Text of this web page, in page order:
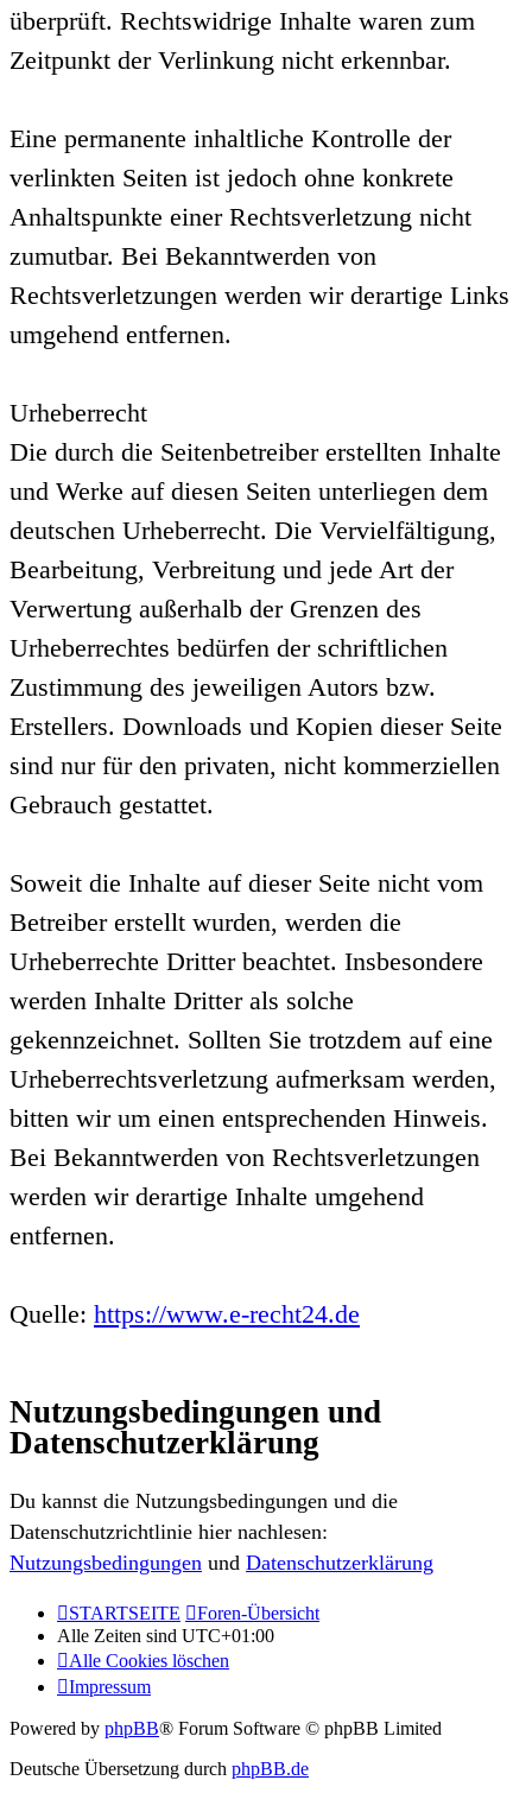
überprüft. Rechtswidrige Inhalte waren zum
Zeitpunkt der Verlinkung nicht erkennbar.
Eine permanente inhaltliche Kontrolle der
verlinkten Seiten ist jedoch ohne konkrete
Anhaltspunkte einer Rechtsverletzung nicht
zumutbar. Bei Bekanntwerden von
Rechtsverletzungen werden wir derartige Links
umgehend entfernen.
Urheberrecht
Die durch die Seitenbetreiber erstellten Inhalte
und Werke auf diesen Seiten unterliegen dem
deutschen Urheberrecht. Die Vervielfältigung,
Bearbeitung, Verbreitung und jede Art der
Verwertung außerhalb der Grenzen des
Urheberrechtes bedürfen der schriftlichen
Zustimmung des jeweiligen Autors bzw.
Erstellers. Downloads und Kopien dieser Seite
sind nur für den privaten, nicht kommerziellen
Gebrauch gestattet.
Soweit die Inhalte auf dieser Seite nicht vom
Betreiber erstellt wurden, werden die
Urheberrechte Dritter beachtet. Insbesondere
werden Inhalte Dritter als solche
gekennzeichnet. Sollten Sie trotzdem auf eine
Urheberrechtsverletzung aufmerksam werden,
bitten wir um einen entsprechenden Hinweis.
Bei Bekanntwerden von Rechtsverletzungen
werden wir derartige Inhalte umgehend
entfernen.
Quelle: https://www.e-recht24.de
Nutzungsbedingungen und
Datenschutzerklärung
Du kannst die Nutzungsbedingungen und die
Datenschutzrichtlinie hier nachlesen:
Nutzungsbedingungen und Datenschutzerklärung
STARTSEITE
Foren-Übersicht
Alle Zeiten sind UTC+01:00
Alle Cookies löschen
Impressum
Powered by phpBB® Forum Software © phpBB Limited
Deutsche Übersetzung durch phpBB.de